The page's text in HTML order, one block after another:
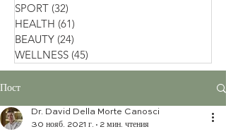
SPORT (32)
HEALTH (61)
BEAUTY (24)
WELLNESS (45)
Пост
Dr. David Della Morte Canosci
30 нояб. 2021 г.
2 мин. чтения